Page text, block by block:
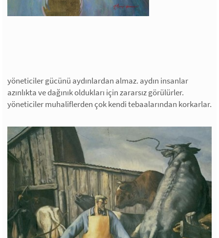
yöneticiler gücünü aydınlardan almaz. aydın insanlar
azınlıkta ve dağınık oldukları için zararsız görülürler.
yöneticiler muhaliflerden çok kendi tebaalarından korkarlar.